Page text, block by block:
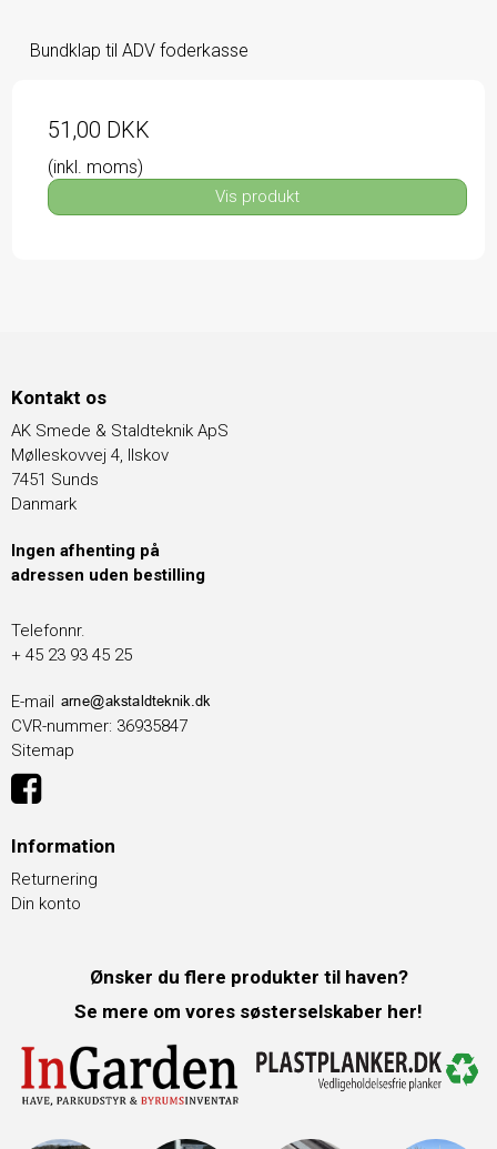
Bundklap til ADV foderkasse
51,00 DKK
(inkl. moms)
Vis produkt
Kontakt os
AK Smede & Staldteknik ApS
Mølleskovvej 4, Ilskov
7451 Sunds
Danmark
Ingen afhenting på
adressen uden bestilling
Telefonnr.
+ 45 23 93 45 25
E-mail
CVR-nummer: 36935847
Sitemap
Information
Returnering
Din konto
Ønsker du flere produkter til haven?
Se mere om vores søsterselskaber her!